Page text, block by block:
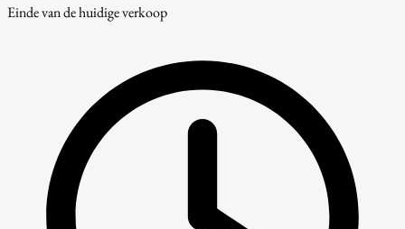
Einde van de huidige verkoop